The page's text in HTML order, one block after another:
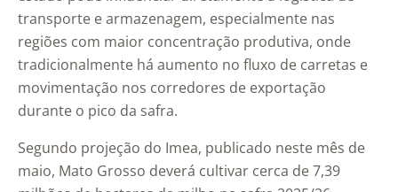
transporte e armazenagem, especialmente nas
regiões com maior concentração produtiva, onde
tradicionalmente há aumento no fluxo de carretas e
movimentação nos corredores de exportação
durante o pico da safra.
Segundo projeção do Imea, publicado neste mês de
maio, Mato Grosso deverá cultivar cerca de 7,39